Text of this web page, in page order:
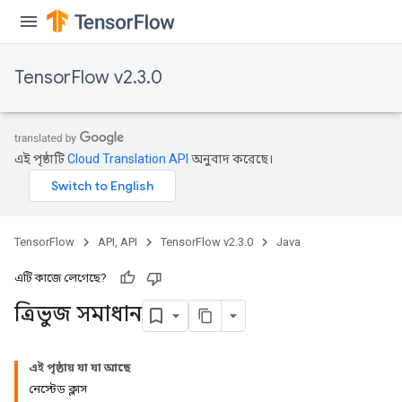
TensorFlow v2.3.0
এই পৃষ্ঠাটিCloud Translation API অনুবাদ করেছে।
TensorFlow API, API TensorFlow v2.3.0 Java
এটি কাজে লেগেছে?
ত্রিভুজ সমাধান
এই পৃষ্ঠায় যা যা আছে
নেস্টেড ক্লাস